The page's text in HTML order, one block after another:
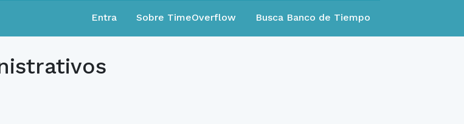
Entra Sobre TimeOverflow Busca Banco de Tiempo